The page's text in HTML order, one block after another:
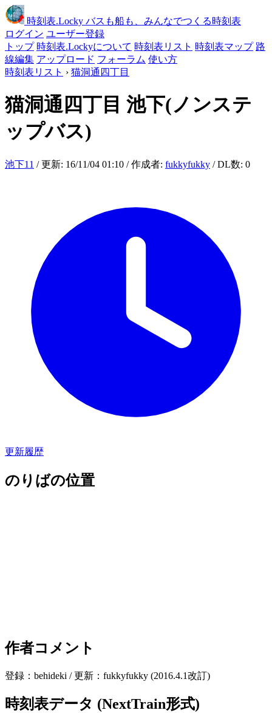
時刻表.Locky バスも船も、みんなでつくる時刻表
ログイン ユーザー登録
トップ 時刻表.Lockyについて 時刻表リスト 時刻表マップ 路
線編集 アップロード フォーラム 使い方
時刻表リスト › 猫洞通四丁目
猫洞通四丁目 池下(ノンステ
ップバス)
池下11 / 更新: 16/11/04 01:10 / 作成者: fukkyfukky / DL数: 0
更新履歴
のりばの位置
作者コメント
登録：behideki / 更新：fukkyfukky (2016.4.1改訂)
時刻表データ (NextTrain形式)